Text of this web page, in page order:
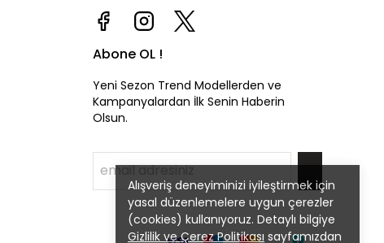
Alışveriş deneyiminizi iyileştirmek için
yasal düzenlemelere uygun çerezler
(cookies) kullanıyoruz. Detaylı bilgiye
Gizlilik ve Çerez Politikası sayfamızdan
Abone OL !
Yeni Sezon Trend Modellerden ve
Kampanyalardan İlk Senin Haberin
Olsun.